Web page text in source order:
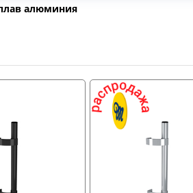
алюминия